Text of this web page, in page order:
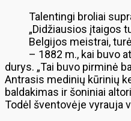
Talentingi broliai
„Didžiausios įtaigos
Belgijos meistrai,
– 1882 m., kai buvo
durys. „Tai buvo pirminė
Antrasis medinių kūrinių
baldakimas ir šoniniai
Todėl šventovėje vyrauja